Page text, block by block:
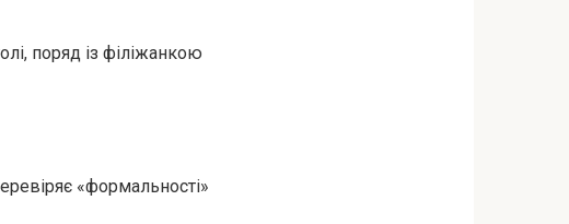
поряд із філіжанкою
«формальності»